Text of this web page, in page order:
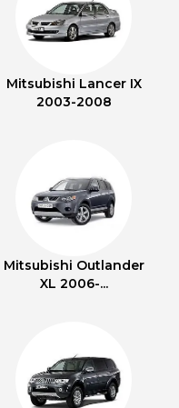
Mitsubishi Lancer IX
2003-2008
Mitsubishi Outlander
XL 2006-...